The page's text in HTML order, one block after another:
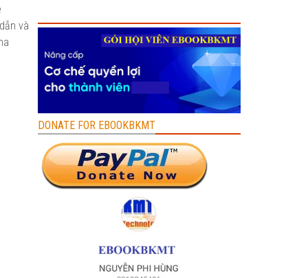
và
DONATE FOR EBOOKBKMT